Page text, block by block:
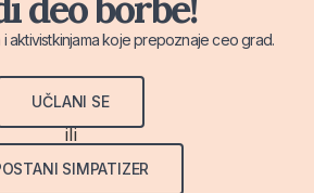
i aktivistkinjama koje prepoznaje ceo grad.
UČLANI SE
ili
SIMPATIZER